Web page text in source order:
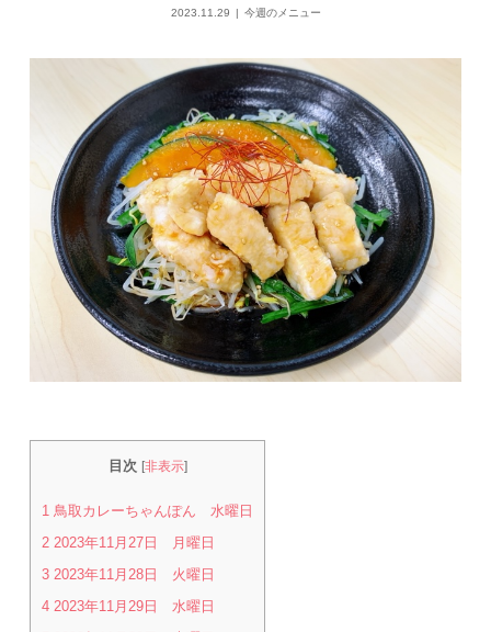
2023.11.29 今週のメニュー
目次 [非表示]
1 鳥取カレーちゃんぽん 水曜日
2 2023年11月27日 月曜日
3 2023年11月28日 火曜日
4 2023年11月29日 水曜日